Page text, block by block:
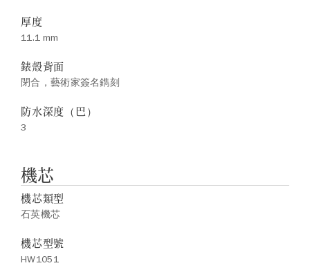
厚度
11.1 mm
錶殼背面
閉合，藝術家簽名鐫刻
防水深度（巴）
3
機芯
機芯類型
石英機芯
機芯型號
HW1051